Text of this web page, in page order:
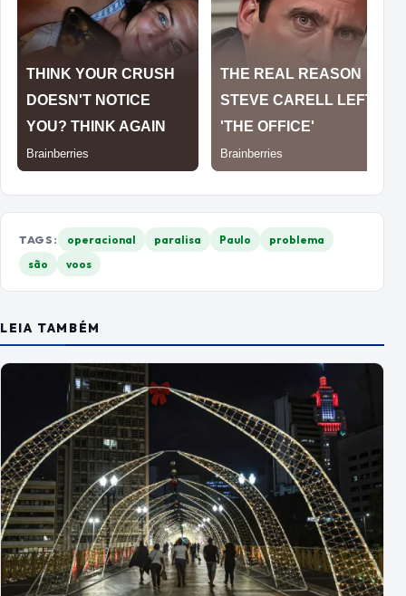
TAGS: operacional paralisa Paulo
problema
são
voos
LEIA TAMBÉM